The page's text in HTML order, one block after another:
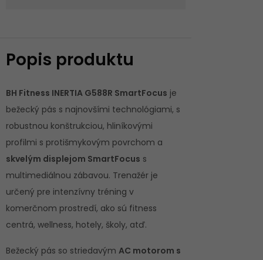
Popis produktu
BH Fitness INERTIA G588R SmartFocus je
bežecký pás s najnovšími technológiami, s
robustnou konštrukciou, hliníkovými
profilmi s protišmykovým povrchom a
skvelým displejom SmartFocus s
multimediálnou zábavou. Trenažér je
určený pre intenzívny tréning v
komerčnom prostredí, ako sú fitness
centrá, wellness, hotely, školy, atď.
Bežecký pás so striedavým AC motorom s